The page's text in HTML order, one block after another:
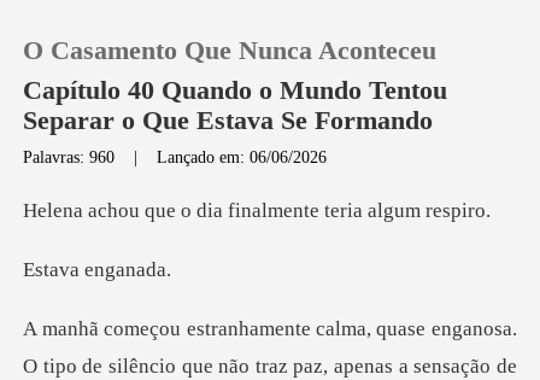
Histórico
O Casamento Que Nunca Aconteceu
Capítulo 40 Quando o Mundo Tentou
Separar o Que Estava Se Formando
Palavras: 960 |Lançado em: 06/06/2026
dia finalmente te
a eng
po de silêncio que não traz paz, apenas a sensação de